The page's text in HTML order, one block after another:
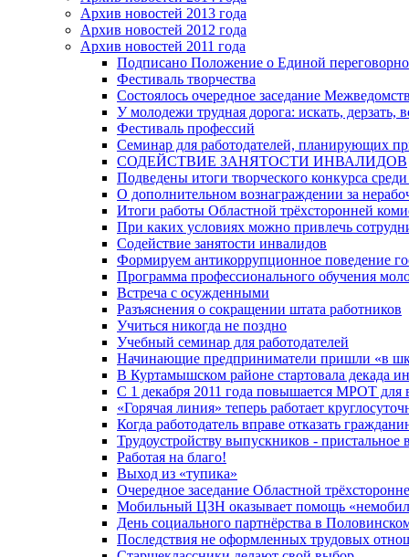
Архив новостей 2013 года
Архив новостей 2012 года
Архив новостей 2011 года
Подписано Положение о Единой
Фестиваль творчества
Состоялось очередное заседание
У молодежи трудная дорога: искать, дерзать,
Фестиваль профессий
Семинар для работодателей, планирующих
СОДЕЙСТВИЕ ЗАНЯТОСТИ ИНВАЛИДОВ
Подведены итоги творческого конкурса
О дополнительном вознаграждении за
Итоги работы Областной трёхсторонней
При каких условиях можно привлечь
Содействие занятости инвалидов
Формируем антикоррупционное поведение
Программа профессионального обучения
Встреча с осужденными
Разъяснения о сокращении штата работников
Учиться никогда не поздно
Учебный семинар для работодателей
Начинающие предприниматели пришли «в
В Куртамышском районе стартовала декада
С 1 декабря 2011 года повышается МРОТ для
«Горячая линия» теперь работает
Когда работодатель вправе отказать
Трудоустройству выпускников - пристальное
Работая на благо!
Выход из «тупика»
Очередное заседание Областной
Мобильный ЦЗН оказывает помощь
День социального партнёрства в
Последствия не оформленных трудовых